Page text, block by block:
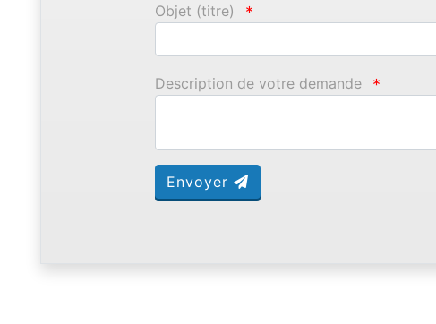
Objet (titre) *
Description de votre demande *
Envoyer